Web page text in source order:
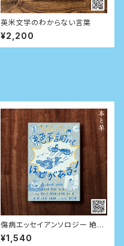
英米文学のわからない言葉
¥2,200
傷病エッセイアンソロジー 絶不
調にもほどがある！
¥1,540